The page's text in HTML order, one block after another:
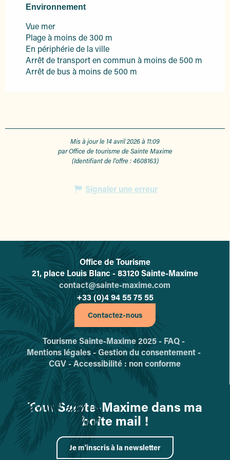
Environnement
Environnement
Vue mer
Plage à moins de 300 m
En périphérie de la ville
Arrêt de transport en commun à moins de 500 m
Arrêt de bus à moins de 500 m
Mis à jour le 14 avril 2026 à 11:09
par Office de tourisme de Sainte Maxime
(Identifiant de l'offre :4608163)
Signaler une erreur
L'office de tourisme de Sainte-
Office de Tourisme
21, place Louis Blanc - 83120 Sainte-Maxime
contact@sainte-maxime.com
+33 (0)4 94 55 75 55
Contactez-nous
Tourisme Sainte-Maxime 2025 - FAQ -
Mentions légales -Gestion du consentement -
CGV -Accessibilité : non conforme
Tout Sainte-Maxime dans ma
boîte mail !
Je m'inscris à la newsletter